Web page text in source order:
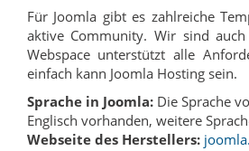
Für Joomla gibt es zahlreiche
aktive Community. Wir sind
Webspace unterstützt alle
einfach kann Joomla Hosting sein.
Sprache in Joomla:Die Sprache
Englisch vorhanden, weitere
Webseite des Herstellers: